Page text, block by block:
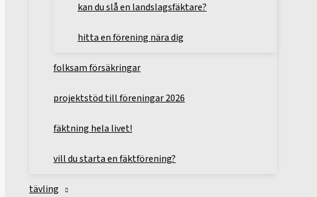
kan du slå en landslagsfäktare?
hitta en förening nära dig
folksam försäkringar
projektstöd till föreningar 2026
fäktning hela livet!
vill du starta en fäktförening?
tävling